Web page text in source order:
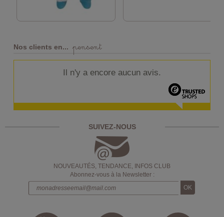
Nos clients en... pensent
Il n'y a encore aucun avis.
SUIVEZ-NOUS
NOUVEAUTÉS, TENDANCE, INFOS CLUB
Abonnez-vous à la Newsletter :